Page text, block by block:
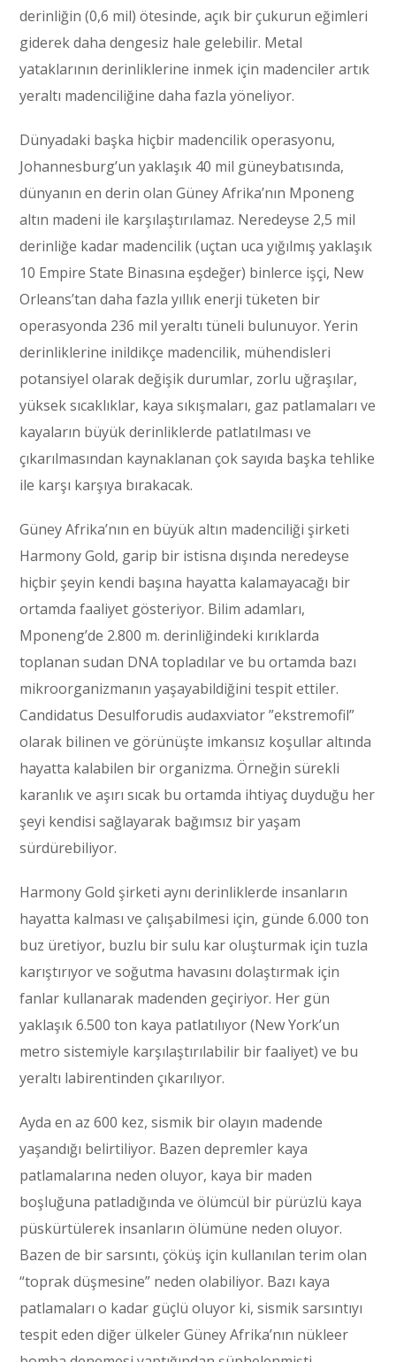
derinliğin (0,6 mil) ötesinde, açık bir çukurun eğimleri
giderek daha dengesiz hale gelebilir. Metal
yataklarının derinliklerine inmek için madenciler artık
yeraltı madenciliğine daha fazla yöneliyor.
Dünyadaki başka hiçbir madencilik operasyonu,
Johannesburg’un yaklaşık 40 mil güneybatısında,
dünyanın en derin olan Güney Afrika’nın Mponeng
altın madeni ile karşılaştırılamaz. Neredeyse 2,5 mil
derinliğe kadar madencilik (uçtan uca yığılmış yaklaşık
10 Empire State Binasına eşdeğer) binlerce işçi, New
Orleans’tan daha fazla yıllık enerji tüketen bir
operasyonda 236 mil yeraltı tüneli bulunuyor. Yerin
derinliklerine inildikçe madencilik, mühendisleri
potansiyel olarak değişik durumlar, zorlu uğraşılar,
yüksek sıcaklıklar, kaya sıkışmaları, gaz patlamaları ve
kayaların büyük derinliklerde patlatılması ve
çıkarılmasından kaynaklanan çok sayıda başka tehlike
ile karşı karşıya bırakacak.
Güney Afrika’nın en büyük altın madenciliği şirketi
Harmony Gold, garip bir istisna dışında neredeyse
hiçbir şeyin kendi başına hayatta kalamayacağı bir
ortamda faaliyet gösteriyor. Bilim adamları,
Mponeng’de 2.800 m. derinliğindeki kırıklarda
toplanan sudan DNA topladılar ve bu ortamda bazı
mikroorganizmanın yaşayabildiğini tespit ettiler.
Candidatus Desulforudis audaxviator ”ekstremofil”
olarak bilinen ve görünüşte imkansız koşullar altında
hayatta kalabilen bir organizma. Örneğin sürekli
karanlık ve aşırı sıcak bu ortamda ihtiyaç duyduğu her
şeyi kendisi sağlayarak bağımsız bir yaşam
sürdürebiliyor.
Harmony Gold şirketi aynı derinliklerde insanların
hayatta kalması ve çalışabilmesi için, günde 6.000 ton
buz üretiyor, buzlu bir sulu kar oluşturmak için tuzla
karıştırıyor ve soğutma havasını dolaştırmak için
fanlar kullanarak madenden geçiriyor. Her gün
yaklaşık 6.500 ton kaya patlatılıyor (New York’un
metro sistemiyle karşılaştırılabilir bir faaliyet) ve bu
yeraltı labirentinden çıkarılıyor.
Ayda en az 600 kez, sismik bir olayın madende
yaşandığı belirtiliyor. Bazen depremler kaya
patlamalarına neden oluyor, kaya bir maden
boşluğuna patladığında ve ölümcül bir pürüzlü kaya
püskürtülerek insanların ölümüne neden oluyor.
Bazen de bir sarsıntı, çöküş için kullanılan terim olan
“toprak düşmesine” neden olabiliyor. Bazı kaya
patlamaları o kadar güçlü oluyor ki, sismik sarsıntıyı
tespit eden diğer ülkeler Güney Afrika’nın nükleer